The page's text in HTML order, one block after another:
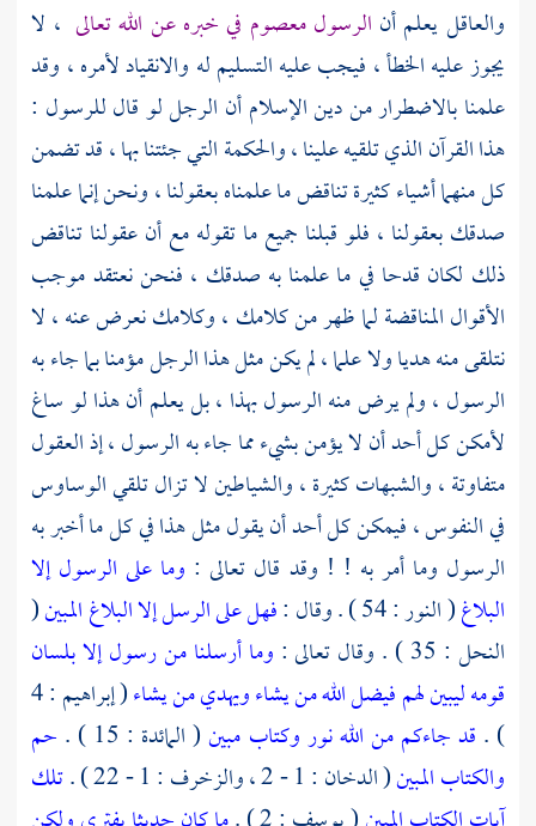
والعاقل يعلم أن الرسول معصوم في خبره عن الله تعالى ، لا
يجوز عليه الخطأ ، فيجب عليه التسليم له والانقياد لأمره ، وقد
علمنا بالاضطرار من دين الإسلام أن الرجل لو قال للرسول :
هذا القرآن الذي تلقيه علينا ، والحكمة التي جئتنا بها ، قد تضمن
كل منهما أشياء كثيرة تناقض ما علمناه بعقولنا ، ونحن إنما علمنا
صدقك بعقولنا ، فلو قبلنا جميع ما تقوله مع أن عقولنا تناقض
ذلك لكان قدحا في ما علمنا به صدقك ، فنحن نعتقد موجب
الأقوال المناقضة لما ظهر من كلامك ، وكلامك نعرض عنه ، لا
نتلقى منه هديا ولا علما ، لم يكن مثل هذا الرجل مؤمنا بما جاء به
الرسول ، ولم يرض منه الرسول بهذا ، بل يعلم أن هذا لو ساغ
لأمكن كل أحد أن لا يؤمن بشيء مما جاء به الرسول ، إذ العقول
متفاوتة ، والشبهات كثيرة ، والشياطين لا تزال تلقي الوساوس
في النفوس ، فيمكن كل أحد أن يقول مثل هذا في كل ما أخبر به
الرسول وما أمر به ! ! وقد قال تعالى : وما على الرسول إلا
البلاغ( النور : 54 ) . وقال : فهل على الرسل إلا البلاغ المبين(
النحل : 35 ) . وقال تعالى :
وما أرسلنا من رسول إلا بلسان
قومه ليبين لهم فيضل الله من يشاء ويهدي من يشاء
( إبراهيم : 4
) . قد جاءكم من الله نور وكتاب مبين( المائدة : 15 ) .
حم
والكتاب المبين( الدخان : 1 - 2 ، والزخرف : 1 - 22 ) .
تلك